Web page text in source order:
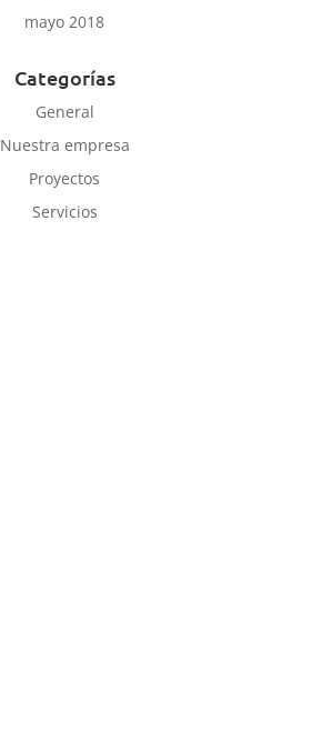
mayo 2018
Categorías
General
Nuestra empresa
Proyectos
Servicios